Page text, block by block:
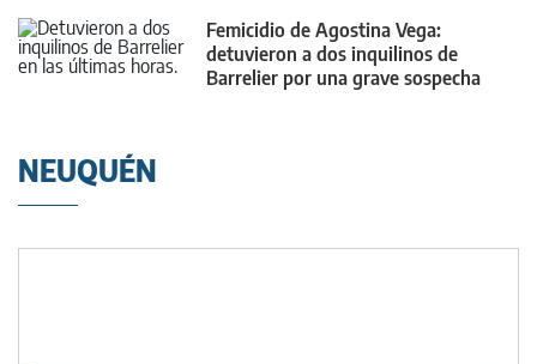
Femicidio de Agostina Vega:
detuvieron a dos inquilinos de
Barrelier por una grave sospecha
NEUQUÉN